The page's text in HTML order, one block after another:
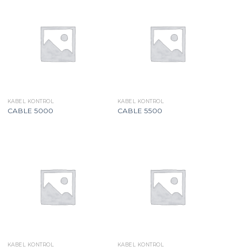
KABEL KONTROL
CABLE 5000
KABEL KONTROL
CABLE 5500
KABEL KONTROL KABEL KONTROL